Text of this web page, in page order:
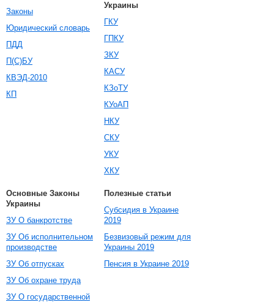
Законы
Юридический словарь
ПДД
П(С)БУ
КВЭД-2010
КП
Украины
ГКУ
ГПКУ
ЗКУ
КАСУ
КЗоТУ
КУоАП
НКУ
СКУ
УКУ
ХКУ
Основные Законы
Украины
ЗУ О банкротстве
ЗУ Об исполнительном
производстве
ЗУ Об отпусках
ЗУ Об охране труда
ЗУ О государственной
Полезные статьи
Субсидия в Украине
2019
Безвизовый режим для
Украины 2019
Пенсия в Украине 2019